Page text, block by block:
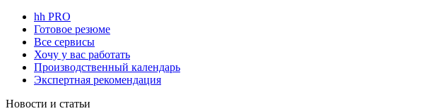
hh PRO
Готовое резюме
Все сервисы
Хочу у вас работать
Производственный календарь
Экспертная рекомендация
Новости и статьи